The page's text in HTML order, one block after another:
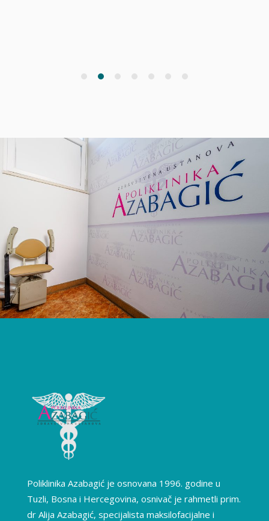
Poliklinika Azabagić je osnovana 1996. godine u
Tuzli, Bosna i Hercegovina, osnivač je rahmetli prim.
dr Alija Azabagić, specijalista maksilofacijalne i